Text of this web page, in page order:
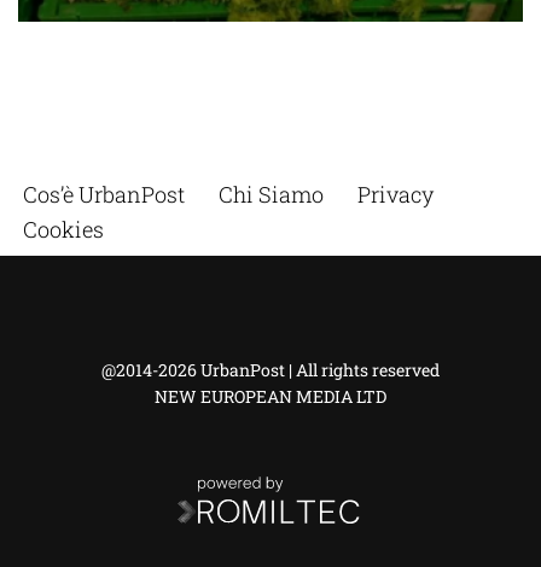
Cos’è UrbanPost Chi Siamo
Privacy
Cookies
@2014-2026 UrbanPost | All rights reserved
NEW EUROPEAN MEDIA LTD